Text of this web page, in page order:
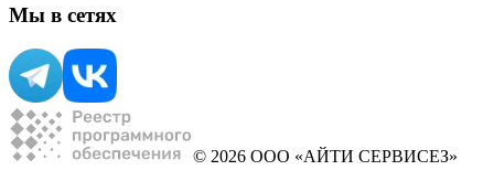
Мы в сетях
© 2026 ООО «АЙТИ СЕРВИСЕЗ»